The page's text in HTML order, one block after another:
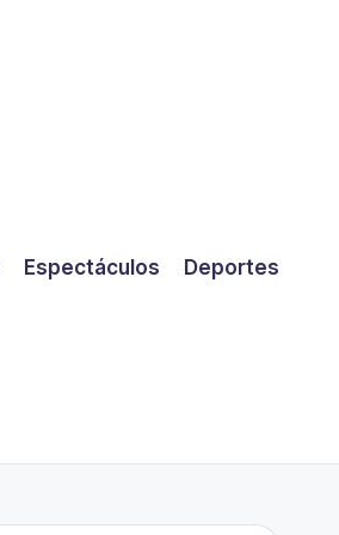
Espectáculos Deportes